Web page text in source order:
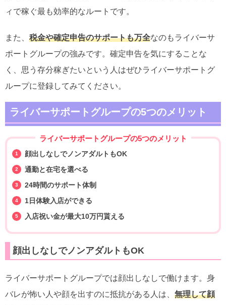
ィで稼ぐ最も効率的なルートです。
また、 税金や確定申告のサポートも万全なのもライバーサ
ポートグループの強みです。確定申告を気にすることな
く、思う存分稼ぎたいという人はぜひライバーサポートグ
ループに登録してみてください。
ライバーサポートグループの5つのメリット
ライバーサポートグループの5つのメリット
顔出しなしでノンアダルトもOK
通勤と在宅を選べる
24時間のサポート体制
1日体験入店ができる
入店祝い金が最大10万円貰える
顔出しなしでノンアダルトもOK
ライバーサポートグループでは顔出しなしで働けます。身
バレが怖い人や顔を出すのに抵抗がある人は、 無理して顔